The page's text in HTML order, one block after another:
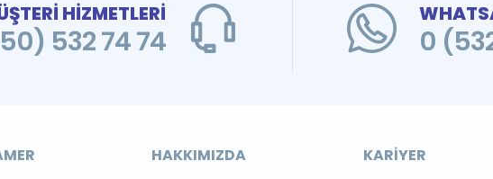
HİZMETLERİ
532 74 74 0
HAKKIMIZDA KARIYER